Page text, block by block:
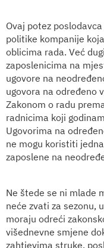
Ovaj potez
politike kompanije
oblicima rada. Već
zaposlenicima na
ugovore na
ugovora na određeno
Zakonom o radu
radnicima koji
Ugovorima na
ne mogu koristiti
zaposlene na
Ne štede se ni mlade
neće zvati za sezonu,
moraju odreći
višednevne smjene
zahtjevima struke,